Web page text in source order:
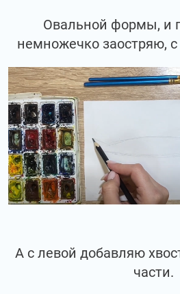
Овальной формы, и
немножечко заостряю,
А с левой добавляю
части.